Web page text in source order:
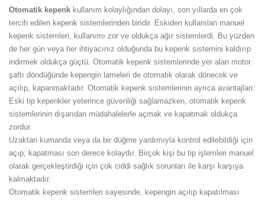
Otomatik kepenk kullanım kolaylığından dolayı, son yıllarda en çok
tercih edilen kepenk sistemlerinden biridir. Eskiden kullanılan manuel
kepenk sistemleri, kullanımı zor ve oldukça ağır sistemlerdi. Bu yüzden
de her gün veya her ihtiyacınız olduğunda bu kepenk sistemini kaldırıp
indirmek oldukça güçtü. Otomatik kepenk sistemlerinde yer alan motor
şaftı döndüğünde kepengin lameleri de otomatik olarak dönecek ve
açılıp, kapanmaktadır. Otomatik kepenk sistemlerinin ayrıca avantajları:
Eski tip kepenkler yeterince güvenliği sağlamazken, otomatik kepenk
sistemlerinin dışarıdan müdahalelerle açmak ve kapatmak oldukça
zordur.
Uzaktan kumanda veya da bir düğme yardımıyla kontrol edilebildiği için
açıp, kapatması son derece kolaydır. Birçok kişi bu tip işlemleri manuel
olarak gerçekleştirdiği için çok ciddi sağlık sorunları ile karşı karşıya
kalmaktadır.
Otomatik kepenk sistemleri sayesinde, kepengin açılıp kapatılması